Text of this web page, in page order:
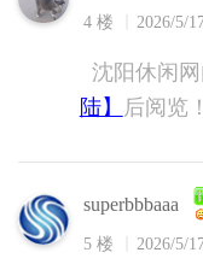
4 楼 2026/5/
沈阳休闲
陆】
后阅览！
superbbbaaa
5 楼 2026/5/